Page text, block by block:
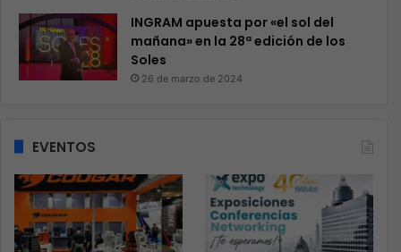
INGRAM apuesta por «el sol del
mañana» en la 28ª edición de los
Soles
26 de marzo de 2024
EVENTOS